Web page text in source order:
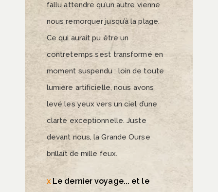
fallu attendre qu’un autre vienne
nous remorquer jusqu’à la plage.
Ce qui aurait pu être un
contretemps s’est transformé en
moment suspendu : loin de toute
lumière artificielle, nous avons
levé les yeux vers un ciel d’une
clarté exceptionnelle. Juste
devant nous, la Grande Ourse
brillait de mille feux.
Le dernier voyage... et le